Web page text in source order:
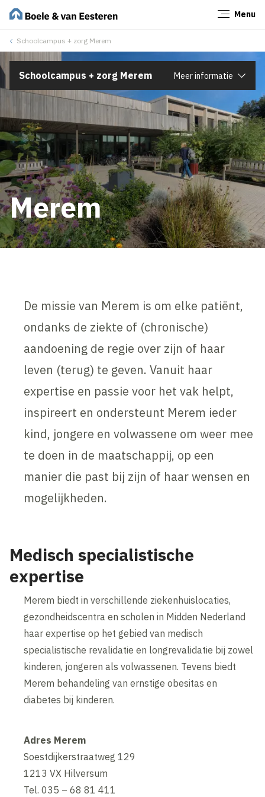
Menu
Schoolcampus + zorg Merem
Schoolcampus + zorg Merem Meer informatie
Merem
De missie van Merem is om elke patiënt,
ondanks de ziekte of (chronische)
aandoening de regie over zijn of haar
leven (terug) te geven. Vanuit haar
expertise en passie voor het vak helpt,
inspireert en ondersteunt Merem ieder
kind, jongere en volwassene om weer mee
te doen in de maatschappij, op een
manier die past bij zijn of haar wensen en
mogelijkheden.
Medisch specialistische
expertise
Merem biedt in verschillende ziekenhuislocaties,
gezondheidscentra en scholen in Midden Nederland
haar expertise op het gebied van medisch
specialistische revalidatie en longrevalidatie bij zowel
kinderen, jongeren als volwassenen. Tevens biedt
Merem behandeling van ernstige obesitas en
diabetes bij kinderen.
Adres Merem
Soestdijkerstraatweg 129
1213 VX Hilversum
Tel. 035 – 68 81 411
Sluiten